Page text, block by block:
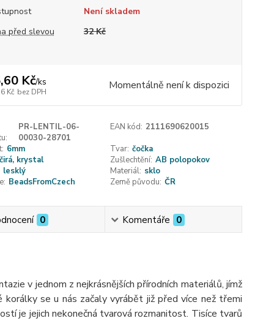
Není skladem
před slevou
32 Kč
Kč/ks
Kč bez DPH Momentálně není k dispozici
PR-LENTIL-06-
00030-28701
EAN kód: 2111690620015
6mm Tvar: čočka
čirá, krystal Zušlechtění: AB polopokov
lesklý Materiál: sklo
BeadsFromCzech Země původu: ČR
0 Komentáře 0
v jednom z nejkrásnějších přírodních materiálů, jímž
korálky se u nás začaly vyrábět již před více než třemi
je jejich nekonečná tvarová rozmanitost. Tisíce tvarů